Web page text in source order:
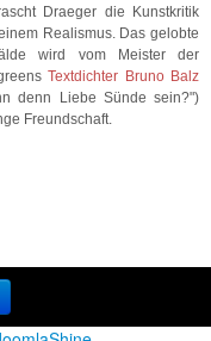
Draeger die Kunstkritik
Realismus. Das gelobte
wird vom Meister der
Textdichter Bruno Balz
denn Liebe Sünde sein?")
Freundschaft.